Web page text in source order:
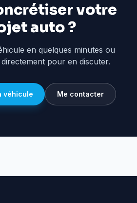
votre
auto ?
en quelques minutes ou
pour en discuter.
véhicule Me contacter